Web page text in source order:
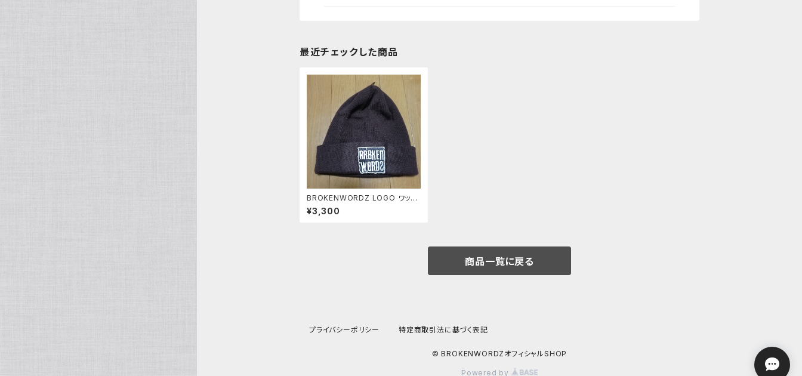
最近チェックした商品
BROKENWORDZ LOGO ワッチ
キャップ ブラウン
¥3,300
商品一覧に戻る
プライバシーポリシー 特定商取引法に基づく表記
© BROKENWORDZオフィシャルSHOP
Powered by